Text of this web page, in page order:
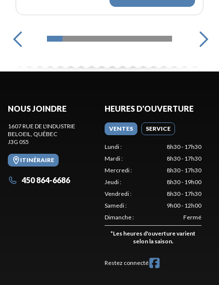
NOUS JOINDRE
1607 RUE DE L'INDUSTRIE
BELOEIL, QUÉBEC
J3G 0S5
ITINÉRAIRE
450 864-6686
HEURES D'OUVERTURE
VENTES SERVICE
Lundi:
8h30 - 17h30
Mardi:
8h30 - 17h30
Mercredi:
8h30 - 17h30
Jeudi:
8h30 - 19h00
Vendredi:
8h30 - 17h30
Samedi:
9h00 - 12h00
Dimanche: Fermé
*Les heures d'ouverture varient
selon la saison.
Restez connecté